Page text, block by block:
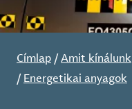
Címlap /Amit kínálunk
/ Energetikai anyagok